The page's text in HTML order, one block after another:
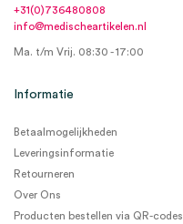
+31(0)736480808
info@medischeartikelen.nl
Ma. t/m Vrij. 08:30 - 17:00
Informatie
Betaalmogelijkheden
Leveringsinformatie
Retourneren
Over Ons
Producten bestellen via QR-codes